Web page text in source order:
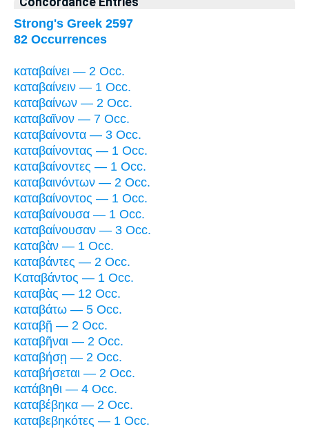
Strong's Greek 2597
82 Occurrences
καταβαίνει — 2 Occ.
καταβαίνειν — 1 Occ.
καταβαίνων — 2 Occ.
καταβαῖνον — 7 Occ.
καταβαίνοντα — 3 Occ.
καταβαίνοντας — 1 Occ.
καταβαίνοντες — 1 Occ.
καταβαινόντων — 2 Occ.
καταβαίνοντος — 1 Occ.
καταβαίνουσα — 1 Occ.
καταβαίνουσαν — 3 Occ.
καταβὰν — 1 Occ.
καταβάντες — 2 Occ.
Καταβάντος — 1 Occ.
καταβὰς — 12 Occ.
καταβάτω — 5 Occ.
καταβῇ — 2 Occ.
καταβῆναι — 2 Occ.
καταβήσῃ — 2 Occ.
καταβήσεται — 2 Occ.
κατάβηθι — 4 Occ.
καταβέβηκα — 2 Occ.
καταβεβηκότες — 1 Occ.